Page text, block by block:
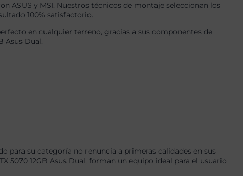
ASUS y MSI. Nuestros técnicos de montaje seleccionan los
100% satisfactorio.
en cualquier terreno, gracias a sus componentes de
Asus Dual.
para su categoría no renuncia a primeras calidades en sus
5070 12GB Asus Dual, forman un equipo ideal para el usuario